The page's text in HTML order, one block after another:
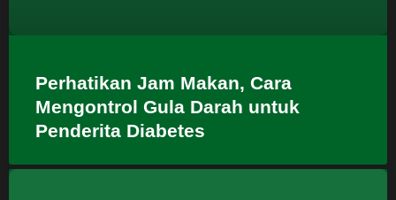
Perhatikan Jam Makan, Cara
Mengontrol Gula Darah untuk
Penderita Diabetes